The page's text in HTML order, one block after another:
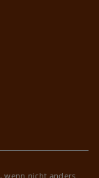
, wenn nicht anders